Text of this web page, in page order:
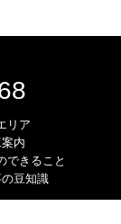
リア
内
できること
豆知識